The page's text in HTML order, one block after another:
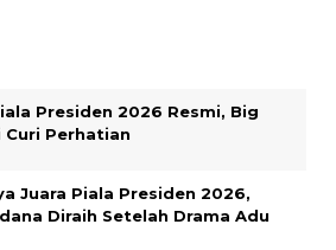
Presiden 2026 Resmi, Big
Curi Perhatian
Juara Piala Presiden 2026,
Diraih Setelah Drama Adu